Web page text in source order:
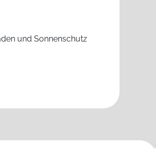
und Sonnenschutz